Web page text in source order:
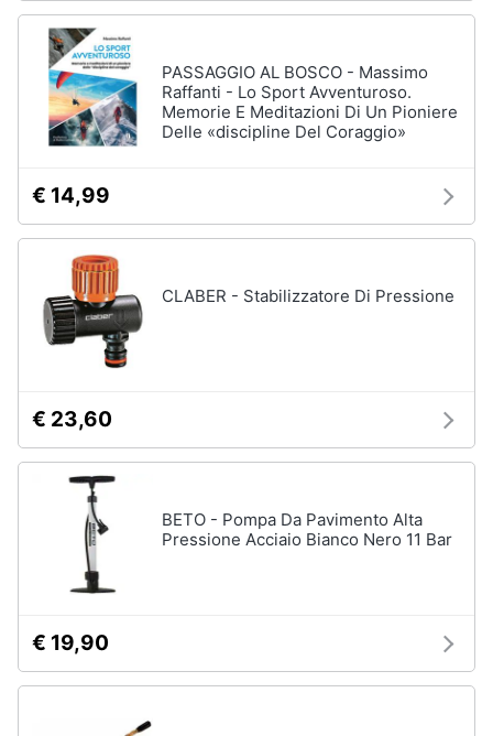
PASSAGGIO AL BOSCO - Massimo
Raffanti - Lo Sport Avventuroso.
Memorie E Meditazioni Di Un Pioniere
Delle «discipline Del Coraggio»
€ 14,99
CLABER - Stabilizzatore Di Pressione
€ 23,60
BETO - Pompa Da Pavimento Alta
Pressione Acciaio Bianco Nero 11 Bar
€ 19,90